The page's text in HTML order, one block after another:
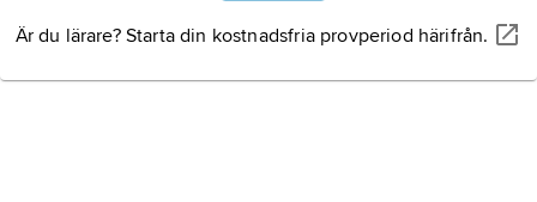
Är du lärare? Starta din kostnadsfria provperiod härifrån.